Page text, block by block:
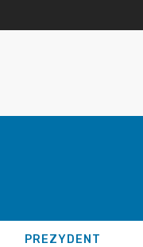
PREZYDENT